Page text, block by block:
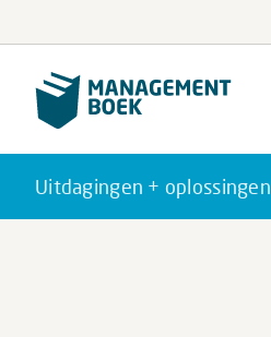
Uitdagingen + oplossingen